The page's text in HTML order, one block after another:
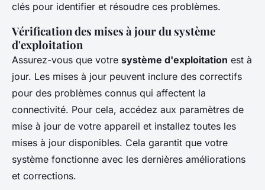
clés pour identifier et résoudre ces problèmes.
Vérification des mises à jour du système
d'exploitation
Assurez-vous que votre système d'exploitation est à
jour. Les mises à jour peuvent inclure des correctifs
pour des problèmes connus qui affectent la
connectivité. Pour cela, accédez aux paramètres de
mise à jour de votre appareil et installez toutes les
mises à jour disponibles. Cela garantit que votre
système fonctionne avec les dernières améliorations
et corrections.